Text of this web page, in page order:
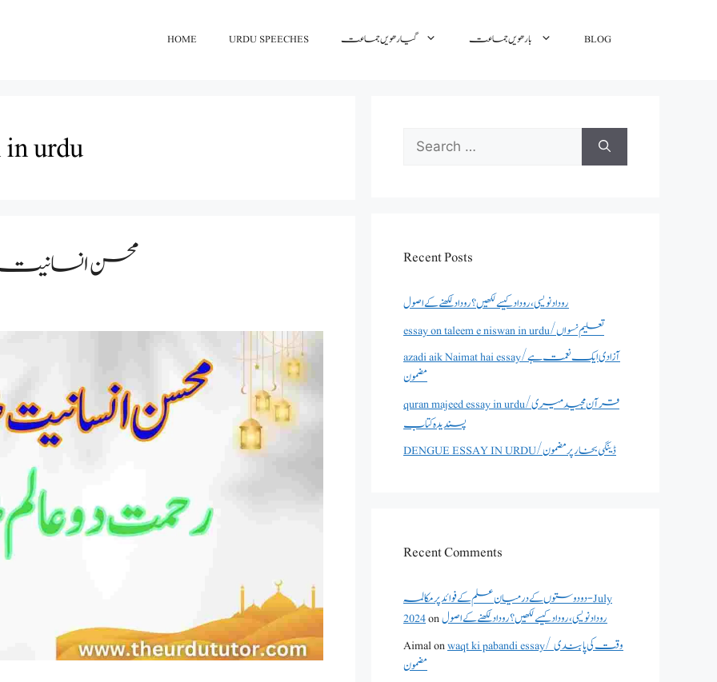
HOME URDU SPEECHES گیارھویں جماعت بارھویں جماعت BLOG
urdu
محسن
Search
for:
Recent Posts
روداد نویسی ،روداد کیسے لکھیں؟ روداد لکھنے کے اصول
essay on taleem e niswan in urdu/تعلیم نسواں
azadi aik Naimat hai essay/آزادی ایک نعمت ہے
مضمون
quran majeed essay in urdu/قرآن مجید میری
پسندیدہ کتاب
DENGUE ESSAY IN URDU/ڈینگی بخار پر مضمون
Recent Comments
دو دوستوں کے درمیان علم کے فوائد پر مکالمہ - July
2024onروداد نویسی ،روداد کیسے لکھیں؟ روداد لکھنے کے اصول
Aimalonwaqt ki pabandi essay/ وقت کی پابندی
مضمون